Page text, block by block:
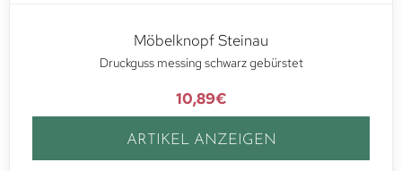
Möbelknopf Steinau
Druckguss messing schwarz gebürstet
10,89€
ARTIKEL ANZEIGEN